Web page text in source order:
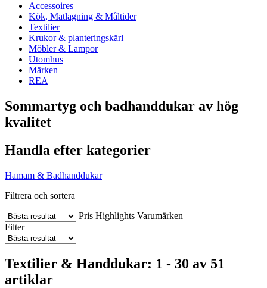
Accessoires
Kök, Matlagning & Måltider
Textilier
Krukor & planteringskärl
Möbler & Lampor
Utomhus
Märken
REA
Sommartyg och badhanddukar av hög
kvalitet
Handla efter kategorier
Hamam & Badhanddukar
Filtrera och sortera
Pris Highlights Varumärken
Filter
Textilier & Handdukar: 1 - 30 av 51
artiklar